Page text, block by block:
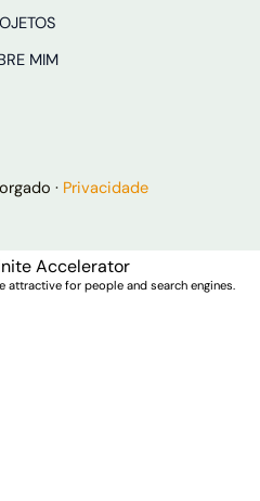
MIM
· Privacidade
Accelerator
attractive for people and search engines.